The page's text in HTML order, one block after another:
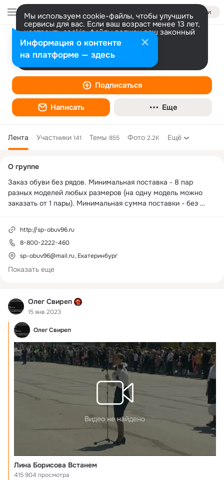
Войти
Мы используем cookie-файлы, чтобы улучшить
сервисы для вас. Если ваш возраст менее 13 лет,
настроить cookie-файлы должен ваш законный
представитель. Больше информации
Разрешить все Настроить
sp-obuv96
Подписаться
Написать Еще
Лента Участники 141 Темы 855 Фото 2.2K Ещё
Олег Свиреп
15 янв 2023
Олег Свиреп
Видео не найдено
Лина Борисова Встанем
415 904 просмотра
колонка
О группе
Заказ обуви без рядов. Минимальная поставка - 8 пар
разных моделей любых размеров (на одну модель можно
заказать от 1 пары). Минимальная сумма поставки - без
предоплаты (оплата производится после выставления счета
на весь заказ).
Ассортимент более 2500 моделей, поступления 3-5 раз в
неделю. Предоставление замеров на любую модель.
http://sp-obuv96.ru
8-800-2222-460
sp-obuv96@mail.ru, Екатеринбург
Показать еще
Информация о контенте
на платформе — здесь